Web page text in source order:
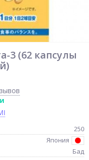
3 (62 капсулы
250
Япония
Бад